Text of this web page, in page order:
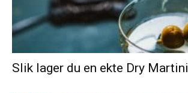
Slik lager du en ekte Dry Martini